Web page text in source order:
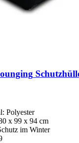
Polyester
x 99 x 94 cm
im Winter